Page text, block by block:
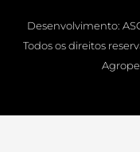
Desenvolvimento:
Todos os direitos